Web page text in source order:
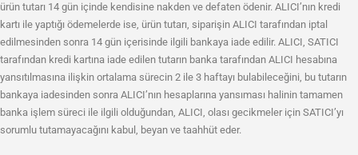
ürün tutarı 14 gün içinde kendisine nakden ve defaten ödenir. ALICI’nın kredi
kartı ile yaptığı ödemelerde ise, ürün tutarı, siparişin ALICI tarafından iptal
edilmesinden sonra 14 gün içerisinde ilgili bankaya iade edilir. ALICI, SATICI
tarafından kredi kartına iade edilen tutarın banka tarafından ALICI hesabına
yansıtılmasına ilişkin ortalama sürecin 2 ile 3 haftayı bulabileceğini, bu tutarın
bankaya iadesinden sonra ALICI’nın hesaplarına yansıması halinin tamamen
banka işlem süreci ile ilgili olduğundan, ALICI, olası gecikmeler için SATICI’yı
sorumlu tutamayacağını kabul, beyan ve taahhüt eder.